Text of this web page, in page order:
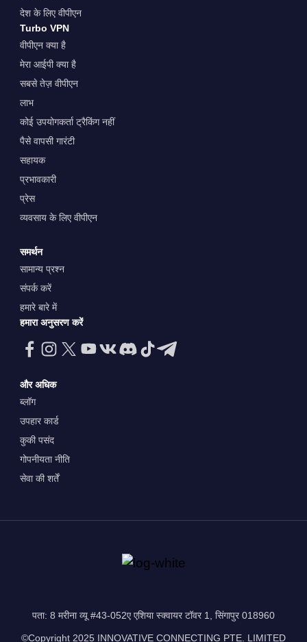
देश के लिए वीपीएन
Turbo VPN
वीपीएन क्या है
मेरा आईपी क्या है
सबसे तेज़ वीपीएन
लाभ
कोई उपयोगकर्ता ट्रैकिंग नहीं
पैसे वापसी गारंटी
सहायक
प्रभावकारी
प्रेस
व्यवसाय के लिए वीपीएन
समर्थन
सामान्य प्रश्न
संपर्क करें
हमारे बारे में
हमारा अनुसरण करें
और अधिक
ब्लॉग
उपहार कार्ड
कुकी पसंद
गोपनीयता नीति
सेवा की शर्तें
पता: 8 मरीना व्यू #43-052ए एशिया स्क्वायर टॉवर 1, सिंगापुर 018960
©Copyright 2025 INNOVATIVE CONNECTING PTE. LIMITED